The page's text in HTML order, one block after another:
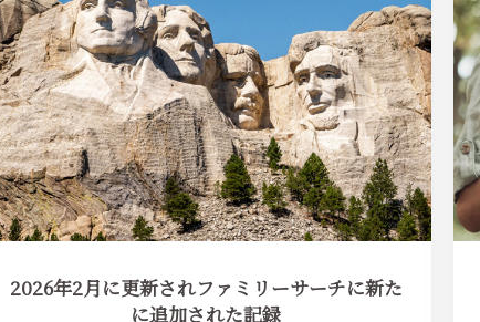
2026年2月に更新されファミリーサーチに新た
に追加された記録